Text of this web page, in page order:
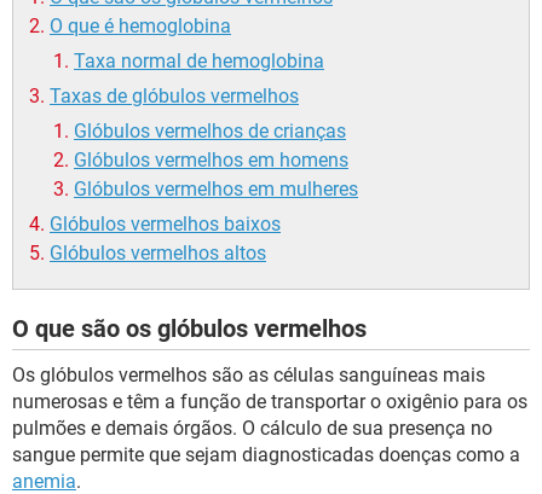
O que é hemoglobina
Taxa normal de hemoglobina
Taxas de glóbulos vermelhos
Glóbulos vermelhos de crianças
Glóbulos vermelhos em homens
Glóbulos vermelhos em mulheres
Glóbulos vermelhos baixos
Glóbulos vermelhos altos
O que são os glóbulos vermelhos
Os glóbulos vermelhos são as células sanguíneas mais
numerosas e têm a função de transportar o oxigênio para os
pulmões e demais órgãos. O cálculo de sua presença no
sangue permite que sejam diagnosticadas doenças como a
anemia.